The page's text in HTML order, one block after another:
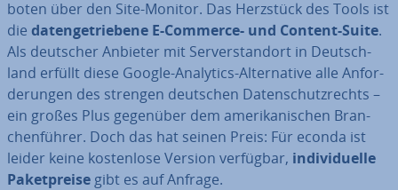
bo­ten über den Site-Monitor. Das Herzstück des Tools ist
die da­ten­ge­trie­be­ne E-Commerce- und Content-Suite.
Als deutscher Anbieter mit Ser­ver­stand­ort in Deutsch­
land erfüllt diese Google-Analytics-Al­ter­na­ti­ve alle An­for­
de­run­gen des strengen deutschen Da­ten­schutz­rechts –
ein großes Plus gegenüber dem ame­ri­ka­ni­schen Bran­
chen­füh­rer. Doch das hat seinen Preis: Für econda ist
leider keine kos­ten­lo­se Version verfügbar, in­di­vi­du­el­le
Pa­ket­prei­se gibt es auf Anfrage.